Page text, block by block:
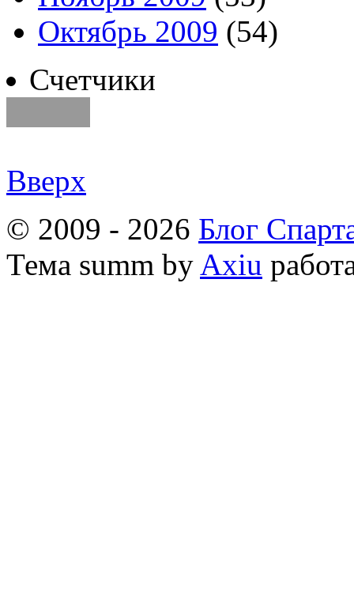
Октябрь 2009 (54)
Счетчики
Вверх
© 2009 - 2026 Блог
Тема summ by Axiu